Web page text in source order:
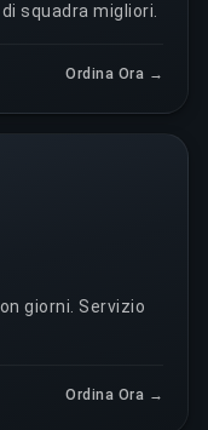
squadra migliori.
Ordina Ora →
giorni. Servizio
Ordina Ora →